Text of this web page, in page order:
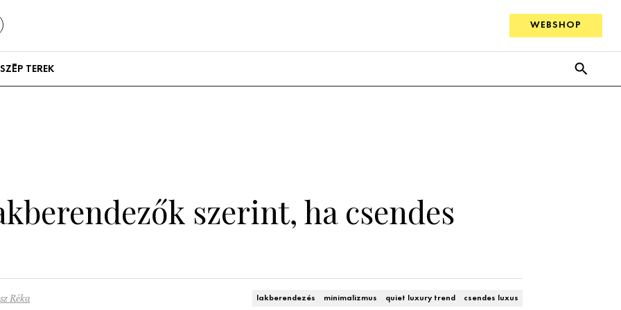
WEBSHOP
SZÉP TEREK
szerint, ha csendes
Réka lakberendezés minimalizmus quiet luxury trend csendes luxus